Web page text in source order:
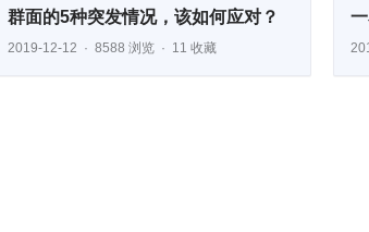
群面的5种突发情况，该如何应对？
2019-12-12 8588 浏览 11 收藏